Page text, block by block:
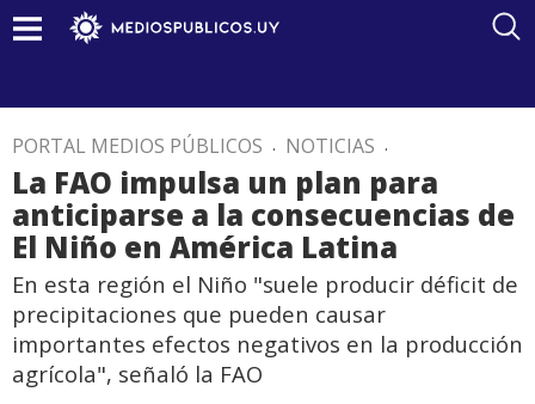
PORTAL MEDIOS PÚBLICOS . NOTICIAS .
La FAO impulsa un plan para
anticiparse a la consecuencias de
El Niño en América Latina
En esta región el Niño "suele producir déficit de
precipitaciones que pueden causar
importantes efectos negativos en la producción
agrícola", señaló la FAO